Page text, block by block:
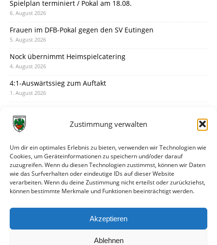
Zustimmung verwalten
Um dir ein optimales Erlebnis zu bieten, verwenden wir Technologien wie
Cookies, um Geräteinformationen zu speichern und/oder darauf
zuzugreifen. Wenn du diesen Technologien zustimmst, können wir Daten
wie das Surfverhalten oder eindeutige IDs auf dieser Website
verarbeiten. Wenn du deine Zustimmung nicht erteilst oder zurückziehst,
können bestimmte Merkmale und Funktionen beeinträchtigt werden.
Akzeptieren
Ablehnen
Spielplan terminiert / Pokal am 18.08.
6. August 2026
Frauen im DFB-Pokal gegen den SV Eutingen
5. August 2026
Nock übernimmt Heimspielcatering
4. August 2026
4:1-Auswärtssieg zum Auftakt
1. August 2026
31. Juli 2026
30. Juli 2026
Deine Spielminute: 89+1
28. Juli 2026
Neuer Rückensponsor
Neue Podcast-Folge: So tickt Björn!
27. Juli 2026